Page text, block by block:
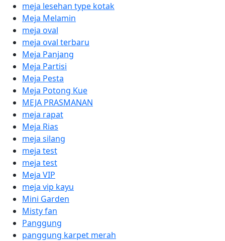
meja lesehan type kotak
Meja Melamin
meja oval
meja oval terbaru
Meja Panjang
Meja Partisi
Meja Pesta
Meja Potong Kue
MEJA PRASMANAN
meja rapat
Meja Rias
meja silang
meja test
meja test
Meja VIP
meja vip kayu
Mini Garden
Misty fan
Panggung
panggung karpet merah